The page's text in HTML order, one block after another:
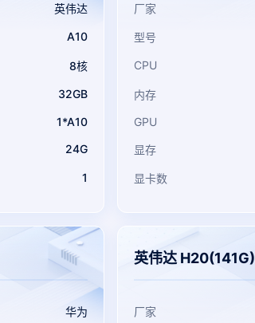
英伟达
A10
8核
32GB
1*A10
24G
1
厂家
型号
CPU
内存
GPU
显存
显卡数
华为
英伟达 H20(141G)
厂家